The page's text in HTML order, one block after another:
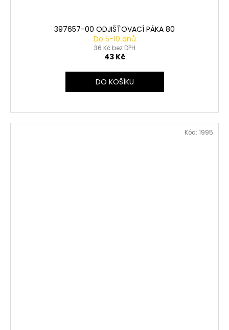
397657-00 ODJIŠŤOVACÍ PÁKA 80
Do 5-10 dnů
36 Kč bez DPH
43 Kč
DO KOŠÍKU
Kód: 1995